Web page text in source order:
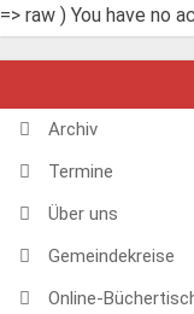
=> raw ) You have no
Archiv
Termine
Über uns
Gemeindekreise
Online-